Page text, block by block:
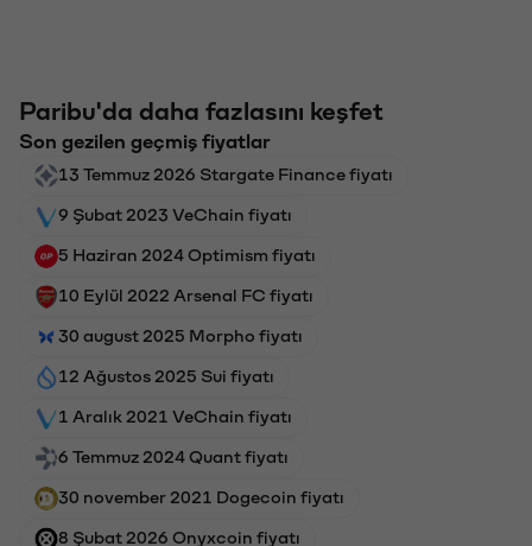
Paribu'da daha fazlasını keşfet
Son gezilen geçmiş fiyatlar
13 Temmuz 2026 Stargate Finance fiyatı
9 Şubat 2023 VeChain fiyatı
5 Haziran 2024 Optimism fiyatı
10 Eylül 2022 Arsenal FC fiyatı
30 august 2025 Morpho fiyatı
12 Ağustos 2025 Sui fiyatı
1 Aralık 2021 VeChain fiyatı
6 Temmuz 2024 Quant fiyatı
30 november 2021 Dogecoin fiyatı
8 Şubat 2026 Onyxcoin fiyatı